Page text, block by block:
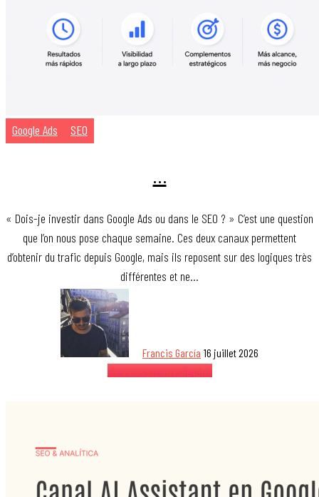
Google Ads SEO
…
« Dois-je investir dans Google Ads ou dans le SEO ? » C’est une question
que l’on nous pose chaque semaine. Ces deux canaux permettent
d’obtenir du trafic depuis Google, mais ils reposent sur des logiques très
différentes et ne…
Francis García 16 juillet 2026
Je veux en savoir plus